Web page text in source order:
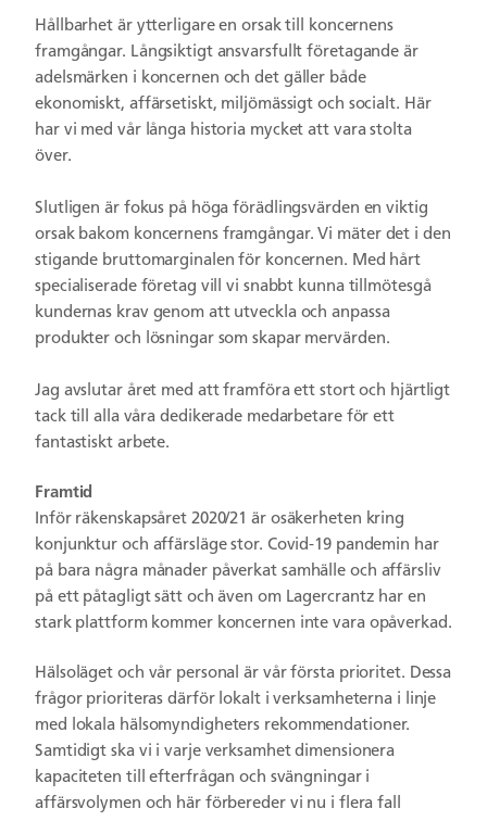
Hållbarhet är ytterligare en orsak till koncernens
framgångar. Långsiktigt ansvarsfullt företagande är
adelsmärken i koncernen och det gäller både
ekonomiskt, affärsetiskt, miljömässigt och socialt. Här
har vi med vår långa historia mycket att vara stolta
över.
Slutligen är fokus på höga förädlingsvärden en viktig
orsak bakom koncernens framgångar. Vi mäter det i den
stigande bruttomarginalen för koncernen. Med hårt
specialiserade företag vill vi snabbt kunna tillmötesgå
kundernas krav genom att utveckla och anpassa
produkter och lösningar som skapar mervärden.
Jag avslutar året med att framföra ett stort och hjärtligt
tack till alla våra dedikerade medarbetare för ett
fantastiskt arbete.
Framtid
Inför räkenskapsåret 2020/21 är osäkerheten kring
konjunktur och affärsläge stor. Covid-19 pandemin har
på bara några månader påverkat samhälle och affärsliv
på ett påtagligt sätt och även om Lagercrantz har en
stark plattform kommer koncernen inte vara opåverkad.
Hälsoläget och vår personal är vår första prioritet. Dessa
frågor prioriteras därför lokalt i verksamheterna i linje
med lokala hälsomyndigheters rekommendationer.
Samtidigt ska vi i varje verksamhet dimensionera
kapaciteten till efterfrågan och svängningar i
affärsvolymen och här förbereder vi nu i flera fall